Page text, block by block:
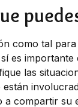
como tal para
es importante
las
a compartir su